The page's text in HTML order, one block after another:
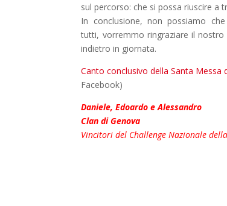
sul percorso: che si possa riuscire a
In conclusione, non possiamo
tutti, vorremmo ringraziare il
indietro in giornata.
Canto conclusivo della Santa Messa
Facebook)
Daniele, Edoardo e Alessandro
Clan di Genova
Vincitori del Challenge Nazionale